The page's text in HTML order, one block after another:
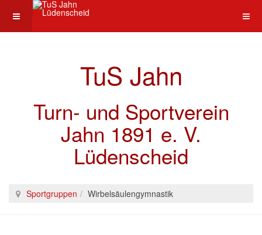
TuS Jahn
Turn- und Sportverein
Jahn 1891 e. V.
Lüdenscheid
Sportgruppen Wirbelsäulengymnastik